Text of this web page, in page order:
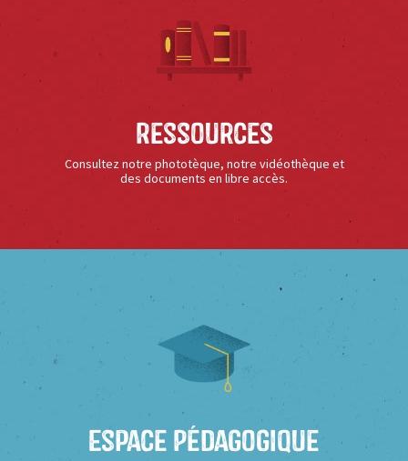
Ressources
Consultez notre phototèque, notre vidéothèque et
des documents en libre accès.
Espace Pédagogique